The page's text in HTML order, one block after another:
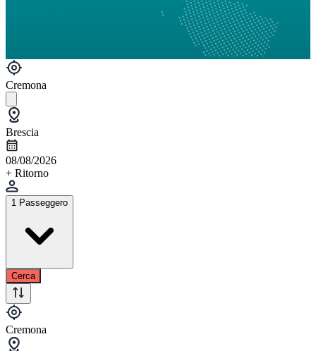
Cremona
Brescia
08/08/2026
+ Ritorno
1 Passeggero
Cerca
Cremona